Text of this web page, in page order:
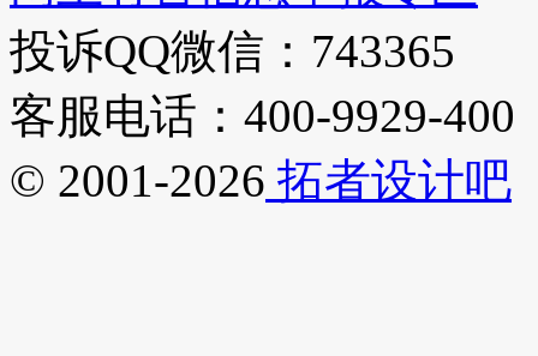
投诉QQ微信：743365
客服电话：400-9929-400
© 2001-2026 拓者设计吧